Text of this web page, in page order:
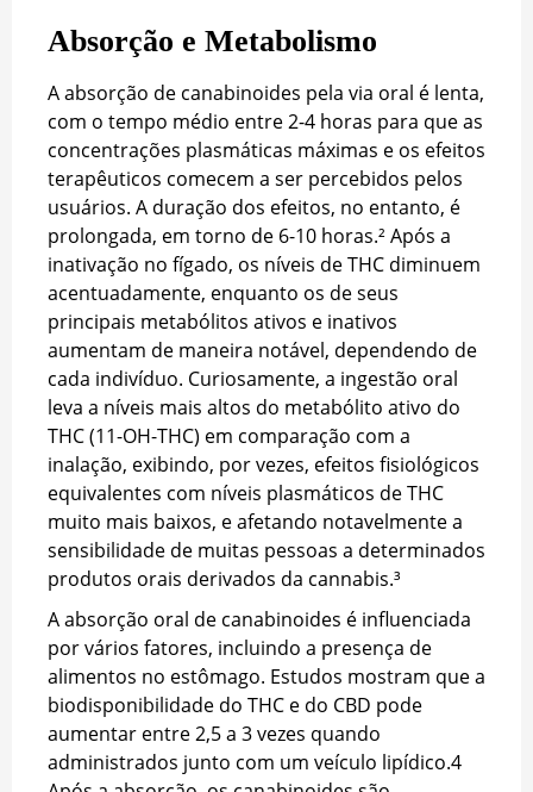
Absorção e Metabolismo
A absorção de canabinoides pela via oral é lenta,
com o tempo médio entre 2-4 horas para que as
concentrações plasmáticas máximas e os efeitos
terapêuticos comecem a ser percebidos pelos
usuários. A duração dos efeitos, no entanto, é
prolongada, em torno de 6-10 horas.² Após a
inativação no fígado, os níveis de THC diminuem
acentuadamente, enquanto os de seus
principais metabólitos ativos e inativos
aumentam de maneira notável, dependendo de
cada indivíduo. Curiosamente, a ingestão oral
leva a níveis mais altos do metabólito ativo do
THC (11-OH-THC) em comparação com a
inalação, exibindo, por vezes, efeitos fisiológicos
equivalentes com níveis plasmáticos de THC
muito mais baixos, e afetando notavelmente a
sensibilidade de muitas pessoas a determinados
produtos orais derivados da cannabis.³
A absorção oral de canabinoides é influenciada
por vários fatores, incluindo a presença de
alimentos no estômago. Estudos mostram que a
biodisponibilidade do THC e do CBD pode
aumentar entre 2,5 a 3 vezes quando
administrados junto com um veículo lipídico.4